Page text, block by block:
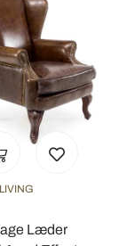
Læder